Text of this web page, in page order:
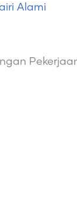
Alami